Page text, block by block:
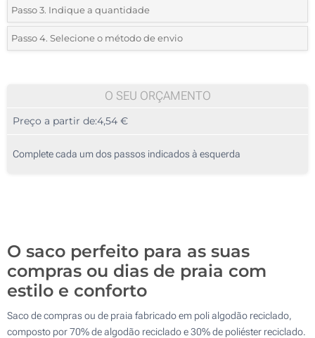
*Selecione o tipo de marcação e as cores do logotipo:
1 Cor (Num lado)
Passo 3. Indique a quantidade
*Quantidade mínima:10
20
50
Passo 4. Selecione o método de envio
O SEU ORÇAMENTO
Preço a partir de:4,54 €
Complete cada um dos passos indicados à esquerda
O saco perfeito para as suas
compras ou dias de praia com
estilo e conforto
Saco de compras ou de praia fabricado em poli algodão reciclado,
composto por 70% de algodão reciclado e 30% de poliéster reciclado.